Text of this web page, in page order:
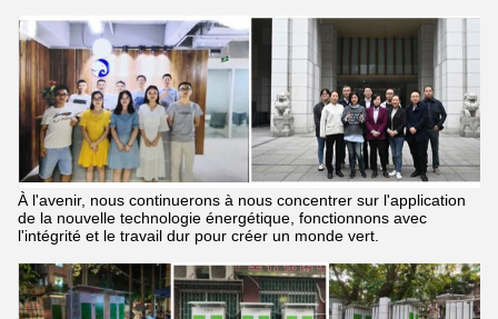
À l'avenir, nous continuerons à nous concentrer sur l'application
de la nouvelle technologie énergétique, fonctionnons avec
l'intégrité et le travail dur pour créer un monde vert.